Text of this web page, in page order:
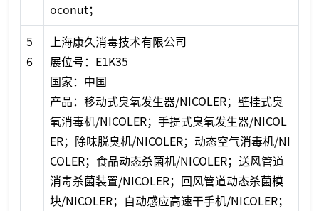
oconut；
5
6
上海康久消毒技术有限公司
展位号：E1K35
国家：中国
产品：移动式臭氧发生器/NICOLER；壁挂式臭
氧消毒机/NICOLER；手提式臭氧发生器/NICOL
ER；除味脱臭机/NICOLER；动态空气消毒机/NI
COLER；食品动态杀菌机/NICOLER；送风管道
消毒杀菌装置/NICOLER；回风管道动态杀菌模
块/NICOLER；自动感应高速干手机/NICOLER；